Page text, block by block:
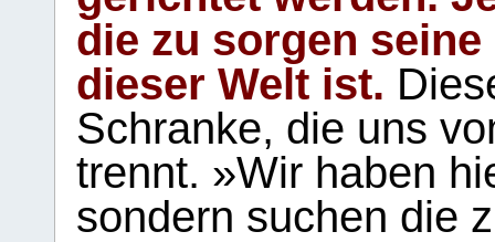
die zu sorgen
dieser Welt ist.
Schranke, die uns
trennt. »Wir haben
sondern suchen die